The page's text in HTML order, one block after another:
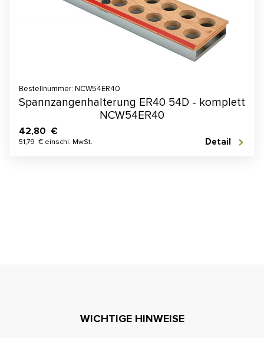
Bestellnummer: NCW54ER40
Spannzangenhalterung ER40 54D - komplett
NCW54ER40
42,80 €
51,79 € einschl. MwSt. Detail
WICHTIGE HINWEISE